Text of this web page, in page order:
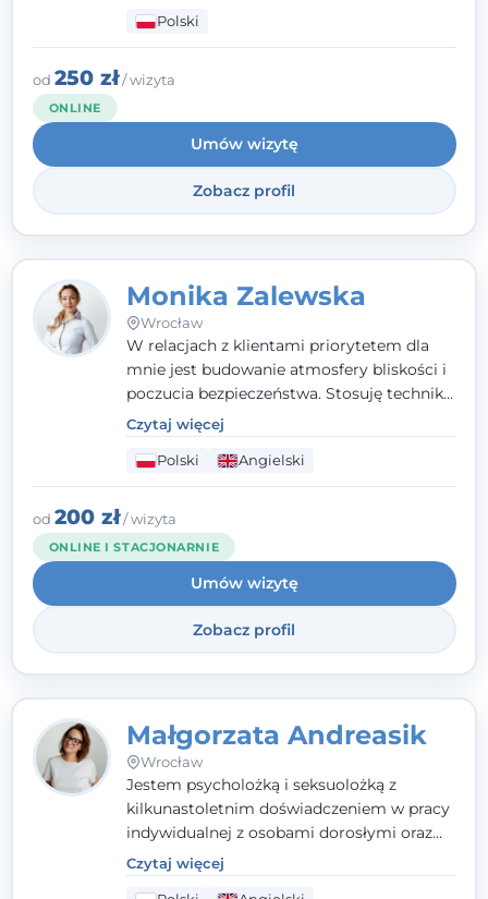
nadzwyczajnego Wielkopolskiego
TowarzystwaTerapii Systemowejoraz
należę do Polskiego Towarzystwa
pierwszym miejscu stawiam budowanie
atmosfery bezpieczeństwa i zrozumienia w
relacjach z Klientami. Istotna dla nie jest
również koncentracja na dostępnych
zasobach.
Polski
od 250 zł/ wizyta
ONLINE
Umów wizytę
Zobacz profil
Monika Zalewska
Wrocław
W relacjach z klientami priorytetem dla
mnie jest budowanie atmosfery bliskości i
poczucia bezpieczeństwa. Stosuję techniki
poznawczo-behawioralne oraz metody,
które koncentrują się na rozwiązaniach
(TSR). Te polegają na osiąganiu
zamierzonych celów (doprowadzeniu do
rozwiązania trudnych sytuacji) poprzez
identyfikowanie i wzmacnianie zasobów
oraz mocnych stron klienta. W swojej
pracy korzystam także z metod dialogu
motywacyjnego itreningu uważności.
Czytaj więcej
Polski Angielski
od 200 zł/ wizyta
ONLINE I STACJONARNIE
Umów wizytę
Zobacz profil
Małgorzata Andreasik
Wrocław
Jestem psycholożką i seksuolożką z
kilkunastoletnim doświadczeniem w pracy
indywidualnej z osobami dorosłymi oraz
parami. Specjalizuję się w obszarze zdrowia
seksualnego, żałoby, kryzysów życiowych i
Czytaj więcej